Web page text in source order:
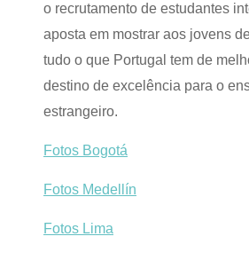
o recrutamento de estudantes
aposta em mostrar aos jovens
tudo o que Portugal tem de
destino de excelência para o
estrangeiro.
Fotos Bogotá
Fotos Medellín
Fotos Lima